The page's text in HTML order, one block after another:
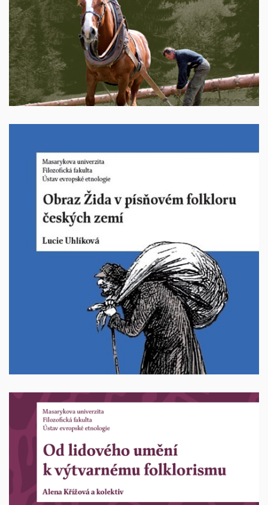
Vyprodáno
Obraz Žida v písňovém folklóru českých zemí
Autor: Lucie Uhlíková, Brno: Masarykova univerzita,
2024, 240 stran,
ediční řada Etnologické studie, sv. 29,
ISBN: 978-80-280-0655-6
260 Kč + poštovné
Od lidového umění k výtvarnému folklorismu